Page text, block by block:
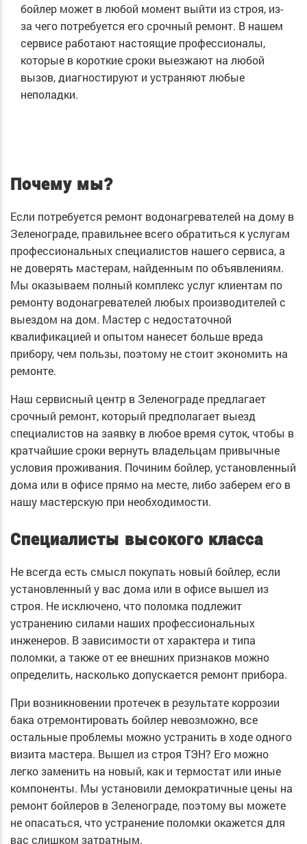
бойлер может в любой момент выйти из строя, из-
за чего потребуется его срочный ремонт. В нашем
сервисе работают настоящие профессионалы,
которые в короткие сроки выезжают на любой
вызов, диагностируют и устраняют любые
неполадки.
Почему мы?
Если потребуется ремонт водонагревателей на дому в
Зеленограде, правильнее всего обратиться к услугам
профессиональных специалистов нашего сервиса, а
не доверять мастерам, найденным по объявлениям.
Мы оказываем полный комплекс услуг клиентам по
ремонту водонагревателей любых производителей с
выездом на дом. Мастер с недостаточной
квалификацией и опытом нанесет больше вреда
прибору, чем пользы, поэтому не стоит экономить на
ремонте.
Наш сервисный центр в Зеленограде предлагает
срочный ремонт, который предполагает выезд
специалистов на заявку в любое время суток, чтобы в
кратчайшие сроки вернуть владельцам привычные
условия проживания. Починим бойлер, установленный
дома или в офисе прямо на месте, либо заберем его в
нашу мастерскую при необходимости.
Специалисты высокого класса
Не всегда есть смысл покупать новый бойлер, если
установленный у вас дома или в офисе вышел из
строя. Не исключено, что поломка подлежит
устранению силами наших профессиональных
инженеров. В зависимости от характера и типа
поломки, а также от ее внешних признаков можно
определить, насколько допускается ремонт прибора.
При возникновении протечек в результате коррозии
бака отремонтировать бойлер невозможно, все
остальные проблемы можно устранить в ходе одного
визита мастера. Вышел из строя ТЭН? Его можно
легко заменить на новый, как и термостат или иные
компоненты. Мы установили демократичные цены на
ремонт бойлеров в Зеленограде, поэтому вы можете
не опасаться, что устранение поломки окажется для
вас слишком затратным.